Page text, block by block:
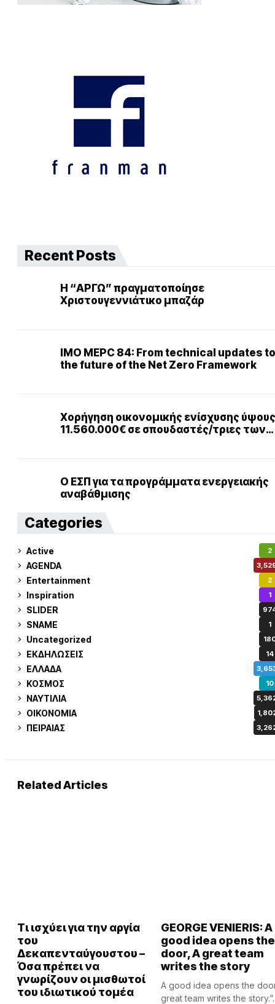
Recent Posts
Η “ΑΡΓΩ” πραγματοποίησε
Χριστουγεννιάτικο μπαζάρ
IMO MEPC 84: From technical updates to
the future of the Net Zero Framework
Χορήγηση οικονομικής ενίσχυσης ύψους
11.560.000€ σε σπουδαστές/τριες των
Ο ΕΣΠ για τα προγράμματα ενεργειακής
αναβάθμισης
Categories
Active 2
AGENDA
Entertainment 2
Inspiration 1
SLIDER
SNAME 1
Uncategorized
ΕΚΔΗΛΩΣΕΙΣ 14
ΕΛΛΑΔΑ
ΚΟΣΜΟΣ 10
ΝΑΥΤΙΛΙΑ
ΟΙΚΟΝΟΜΙΑ
ΠΕΙΡΑΙΑΣ
Related Articles
Τι ισχύει για την αργία
του
Δεκαπενταύγουστου –
Όσα πρέπει να
γνωρίζουν οι μισθωτοί
του ιδιωτικού τομέα
GEORGE VENIERIS: A
good idea opens the
door, A great team
writes the story
A good idea opens the
great team writes the